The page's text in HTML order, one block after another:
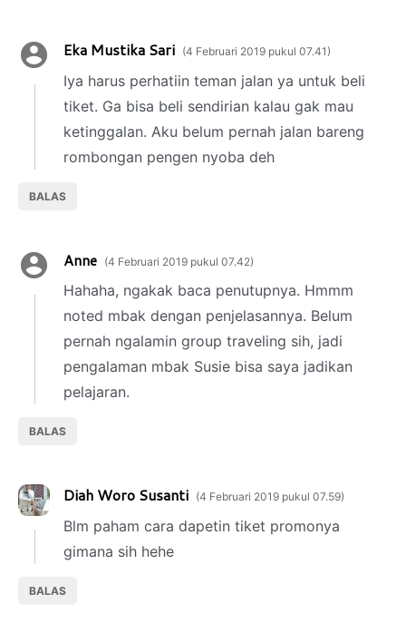
Eka Mustika Sari 4 Februari 2019 pukul 07.41
Iya harus perhatiin teman jalan ya untuk beli
tiket. Ga bisa beli sendirian kalau gak mau
ketinggalan. Aku belum pernah jalan bareng
rombongan pengen nyoba deh
BALAS
Anne 4 Februari 2019 pukul 07.42
Hahaha, ngakak baca penutupnya. Hmmm
noted mbak dengan penjelasannya. Belum
pernah ngalamin group traveling sih, jadi
pengalaman mbak Susie bisa saya jadikan
pelajaran.
BALAS
Diah Woro Susanti 4 Februari 2019 pukul 07.59
Blm paham cara dapetin tiket promonya
gimana sih hehe
BALAS